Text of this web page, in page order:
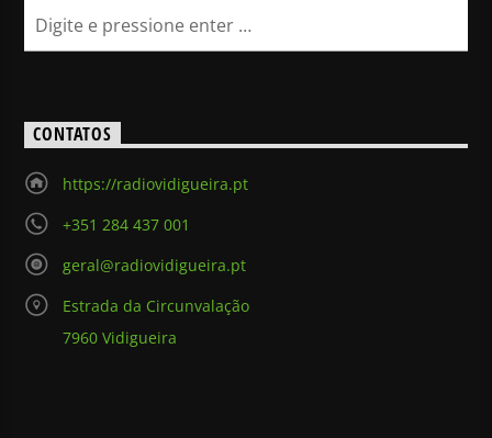
CONTATOS
https://radiovidigueira.pt
+351 284 437 001
geral@radiovidigueira.pt
Estrada da Circunvalação
7960 Vidigueira